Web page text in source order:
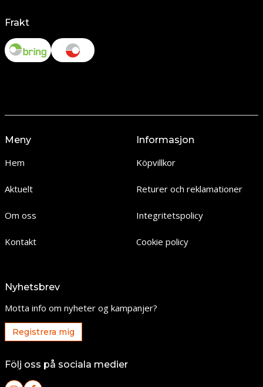
Frakt
Meny
Hem
Aktuelt
Om oss
Kontakt
Informasjon
Köpvillkor
Returer och reklamationer
Integritetspolicy
Cookie policy
Nyhetsbrev
Motta info om nyheter og kampanjer?
Registrera mig
Följ oss på sociala medier